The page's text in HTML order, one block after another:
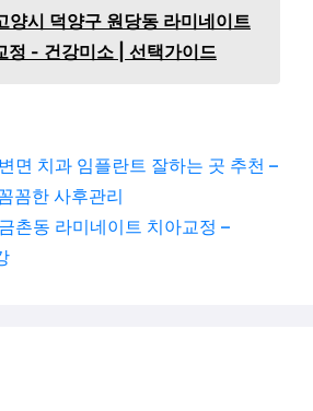
양시 덕양구 원당동 라미네이트
정 - 건강미소 | 선택가이드
면 치과 임플란트 잘하는 곳 추천 –
꼼한 사후관리
촌동 라미네이트 치아교정 –